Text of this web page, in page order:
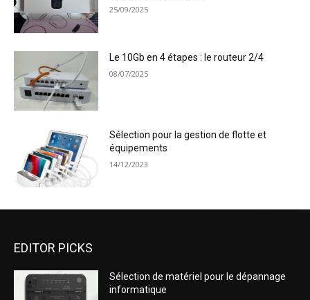
25/09/2025
Le 10Gb en 4 étapes : le routeur 2/4
08/07/2025
Sélection pour la gestion de flotte et
équipements
14/12/2023
EDITOR PICKS
Sélection de matériel pour le dépannage
informatique